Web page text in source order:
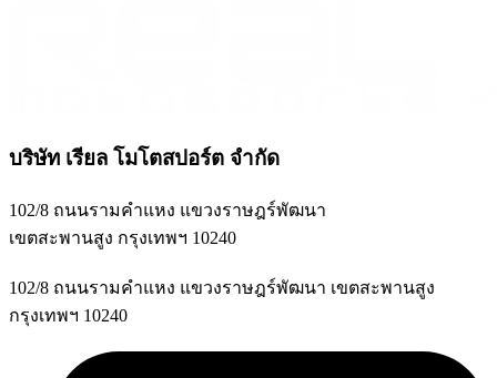
บริษัท เรียล โมโตสปอร์ต จำกัด
102/8 ถนนรามคำแหง แขวงราษฎร์พัฒนา
เขตสะพานสูง กรุงเทพฯ 10240
102/8 ถนนรามคำแหง แขวงราษฎร์พัฒนา เขตสะพานสูง
กรุงเทพฯ 10240